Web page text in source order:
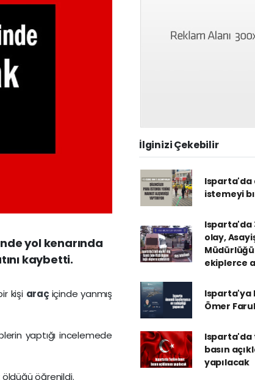
yol kenarında
kaybetti.
kişi araçiçinde yanmış
yaptığı incelemede
öğrenildi.
İlginizi Çekebilir
Isparta'da
istemeyi
Isparta'da
olay,
ekiplerce
Isparta'ya
Ömer
basın
yapılacak